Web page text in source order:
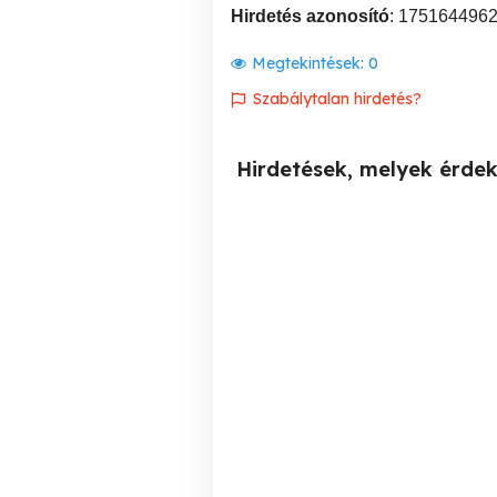
Hirdetés azonosító: 1751644962
Megtekintések: 0
Szabálytalan hirdetés?
Hirdetések, melyek